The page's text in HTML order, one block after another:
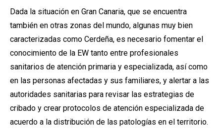
Dada la situación en Gran Canaria, que se encuentra
también en otras zonas del mundo, algunas muy bien
caracterizadas como Cerdeña, es necesario fomentar el
conocimiento de la EW tanto entre profesionales
sanitarios de atención primaria y especializada, así como
en las personas afectadas y sus familiares, y alertar a las
autoridades sanitarias para revisar las estrategias de
cribado y crear protocolos de atención especializada de
acuerdo a la distribución de las patologías en el territorio.